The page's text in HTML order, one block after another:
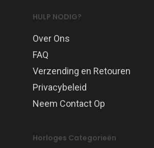
HULP NODIG?
Over Ons
FAQ
Verzending en Retouren
Privacybeleid
Neem Contact Op
Horloges Categorieën